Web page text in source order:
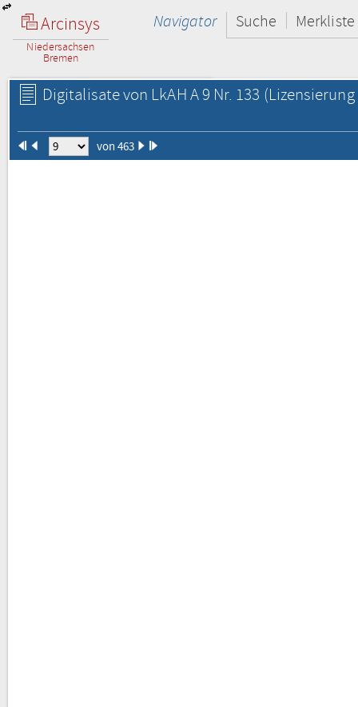
Arcinsys
Niedersachsen
Bremen
Navigator Suche Merkliste
Digitalisate von LkAH A 9 Nr. 133
von 463